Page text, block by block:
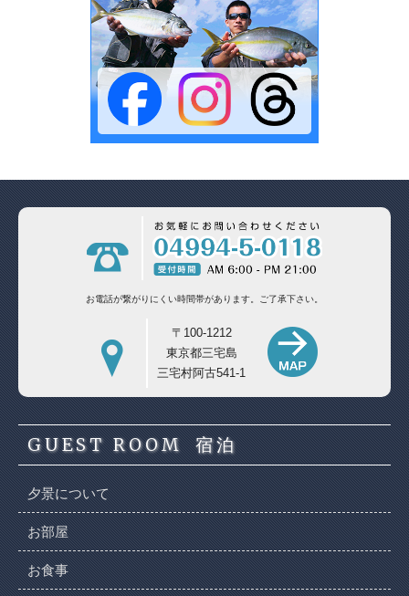
お電話が繋がりにくい時間帯があります。 ご了承下さい。
〒100-1212
東京都三宅島
三宅村阿古541-1
GUEST ROOM 宿泊
夕景について
お部屋
お食事